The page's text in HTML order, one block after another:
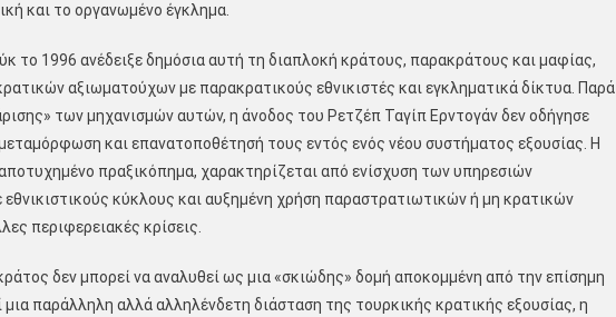
και το οργανωμένο έγκλημα.
1996 ανέδειξε δημόσια αυτή τη διαπλοκή κράτους, παρακράτους και μαφίας,
αξιωματούχων με παρακρατικούς εθνικιστές και εγκληματικά δίκτυα. Παρά
των μηχανισμών αυτών, η άνοδος του Ρετζέπ Ταγίπ Ερντογάν δεν οδήγησε
και επανατοποθέτησή τους εντός ενός νέου συστήματος εξουσίας. Η
πραξικόπημα, χαρακτηρίζεται από ενίσχυση των υπηρεσιών
κύκλους και αυξημένη χρήση παραστρατιωτικών ή μη κρατικών
περιφερειακές κρίσεις.
δεν μπορεί να αναλυθεί ως μια «σκιώδης» δομή αποκομμένη από την επίσημη
μια παράλληλη αλλά αλληλένδετη διάσταση της τουρκικής κρατικής εξουσίας, η